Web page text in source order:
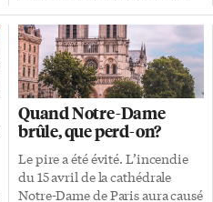
désormais 3-1 dans la série
avant de recevoir les Floridiens
mardi soir (19h) pour valider
leur accessions aux demi-
finales de la conférence de l’Est.
Le fil du match Le début de
match est en faveur du Magic
qui débute par un 9-1. Mais, ce
sera en réalité la seule fois de la
rencontre […]
Quand Notre-Dame
brûle, que perd-on?
Le pire a été évité. L’incendie
du 15 avril de la cathédrale
Notre-Dame de Paris aura causé